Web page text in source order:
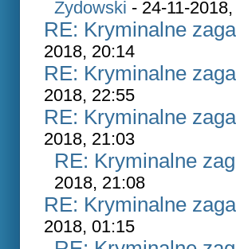
Zydowski - 24-11-
RE: Kryminalne
2018, 20:14
RE: Kryminalne
2018, 22:55
RE: Kryminalne
2018, 21:03
RE: Kryminalne
2018, 21:08
RE: Kryminalne
2018, 01:15